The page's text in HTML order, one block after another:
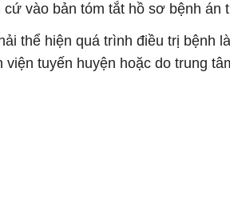
cứ vào bản tóm tắt hồ sơ bệnh
thể hiện quá trình điều trị bệnh
tuyến huyện hoặc do trung